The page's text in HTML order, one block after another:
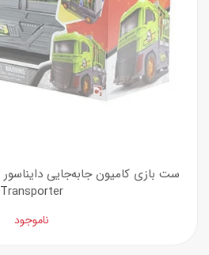
Transporter
ناموجود